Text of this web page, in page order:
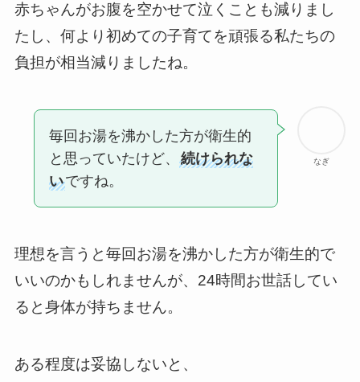
赤ちゃんがお腹を空かせて泣くことも減りまし
たし、何より初めての子育てを頑張る私たちの
負担が相当減りましたね。
なぎ
毎回お湯を沸かした方が衛生的
と思っていたけど、 続けられな
いですね。
理想を言うと毎回お湯を沸かした方が衛生的で
いいのかもしれませんが、24時間お世話してい
ると身体が持ちません。
ある程度は妥協しないと、